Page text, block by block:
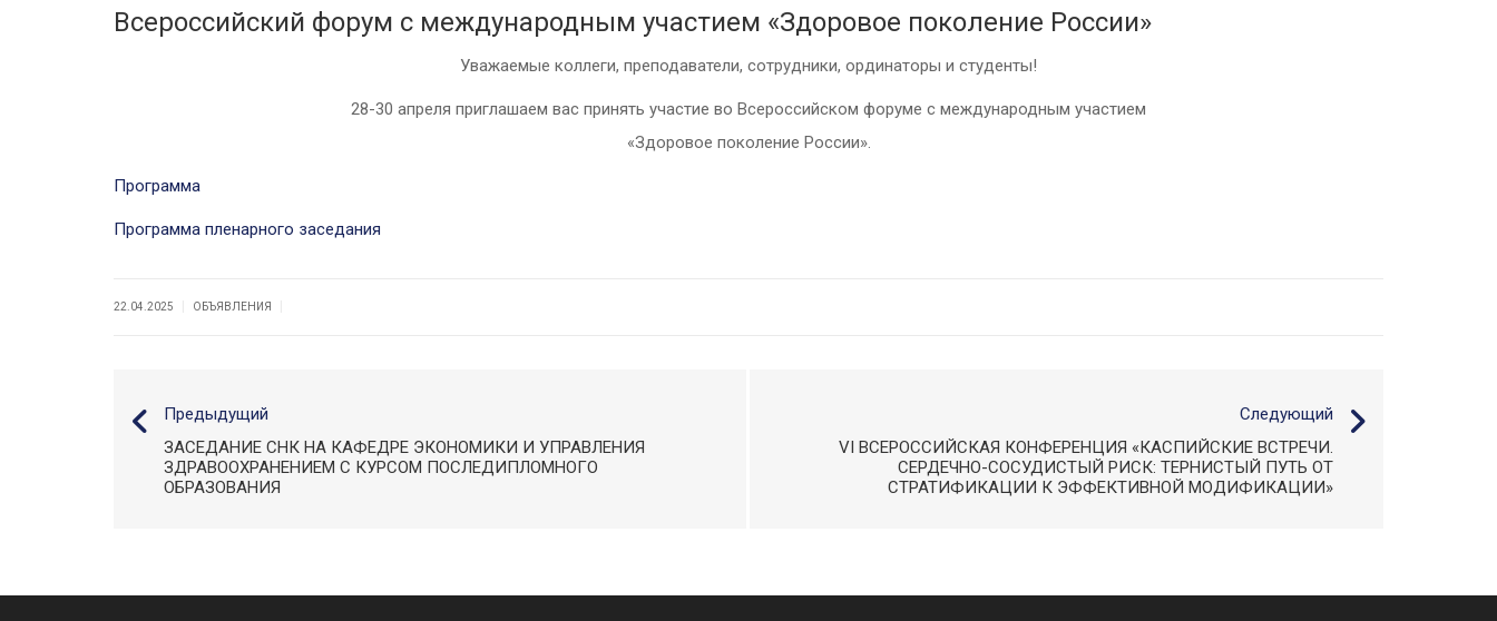
Всероссийский форум с международным участием «Здоровое поколение России»
Уважаемые коллеги, преподаватели, сотрудники, ординаторы и студенты!
28-30 апреля приглашаем вас принять участие во Всероссийском форуме с международным участием
«Здоровое поколение России».
Программа
Программа пленарного заседания
22.04.2025 ОБЪЯВЛЕНИЯ
Предыдущий
ЗАСЕДАНИЕ СНК НА КАФЕДРЕ ЭКОНОМИКИ И УПРАВЛЕНИЯ
ЗДРАВООХРАНЕНИЕМ С КУРСОМ ПОСЛЕДИПЛОМНОГО
ОБРАЗОВАНИЯ
Следующий
VI ВСЕРОССИЙСКАЯ КОНФЕРЕНЦИЯ «КАСПИЙСКИЕ ВСТРЕЧИ.
СЕРДЕЧНО-СОСУДИСТЫЙ РИСК: ТЕРНИСТЫЙ ПУТЬ ОТ
СТРАТИФИКАЦИИ К ЭФФЕКТИВНОЙ МОДИФИКАЦИИ»